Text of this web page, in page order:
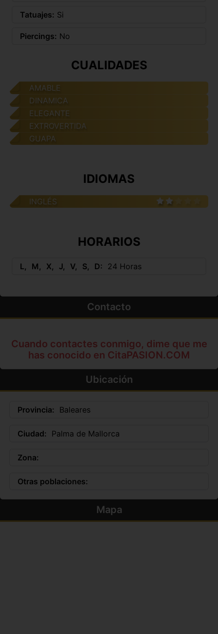
Tatuajes: Si
Piercings: No
CUALIDADES
AMABLE
DINAMICA
ELEGANTE
EXTROVERTIDA
GUAPA
IDIOMAS
INGLÉS
HORARIOS
L M X J V S D 24 Horas
Contacto
Cuando contactes conmigo, dime que me
has conocido en CitaPASION.COM
Ubicación
Provincia: Baleares
Ciudad: Palma de Mallorca
Zona:
Otras poblaciones:
Mapa